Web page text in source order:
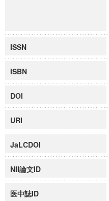
ISSN
ISBN
DOI
URI
JaLCDOI
NII論文ID
医中誌ID